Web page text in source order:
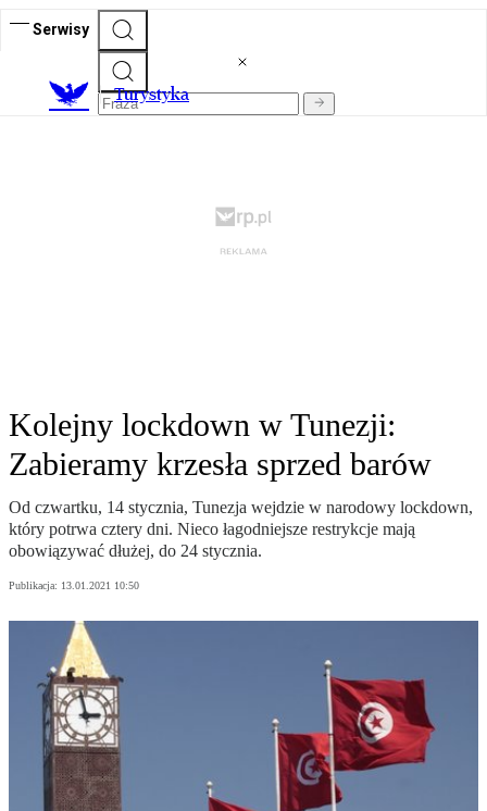
Serwisy
Turystyka
Kolejny lockdown w Tunezji:
Zabieramy krzesła sprzed barów
Od czwartku, 14 stycznia, Tunezja wejdzie w narodowy lockdown,
który potrwa cztery dni. Nieco łagodniejsze restrykcje mają
obowiązywać dłużej, do 24 stycznia.
Publikacja: 13.01.2021 10:50